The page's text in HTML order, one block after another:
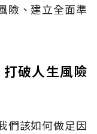
險、建立全面準
破人生風險
們該如何做足因